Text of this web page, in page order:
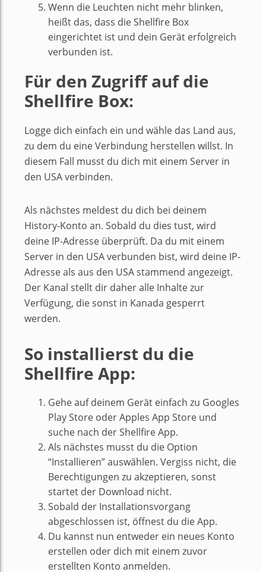
Wenn die Leuchten nicht mehr blinken,
heißt das, dass die Shellfire Box
eingerichtet ist und dein Gerät erfolgreich
verbunden ist.
Für den Zugriff auf die
Shellfire Box:
Logge dich einfach ein und wähle das Land aus,
zu dem du eine Verbindung herstellen willst. In
diesem Fall musst du dich mit einem Server in
den USA verbinden.
Als nächstes meldest du dich bei deinem
History-Konto an. Sobald du dies tust, wird
deine IP-Adresse überprüft. Da du mit einem
Server in den USA verbunden bist, wird deine IP-
Adresse als aus den USA stammend angezeigt.
Der Kanal stellt dir daher alle Inhalte zur
Verfügung, die sonst in Kanada gesperrt
werden.
So installierst du die
Shellfire App:
Gehe auf deinem Gerät einfach zu Googles
Play Store oder Apples App Store und
suche nach der Shellfire App.
Als nächstes musst du die Option
“Installieren” auswählen. Vergiss nicht, die
Berechtigungen zu akzeptieren, sonst
startet der Download nicht.
Sobald der Installationsvorgang
abgeschlossen ist, öffnest du die App.
Du kannst nun entweder ein neues Konto
erstellen oder dich mit einem zuvor
erstellten Konto anmelden.